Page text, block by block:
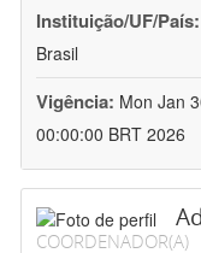
Instituição/UF/País:
Brasil
Vigência: Mon Jan
00:00:00 BRT 2026
COORDENADOR(A)